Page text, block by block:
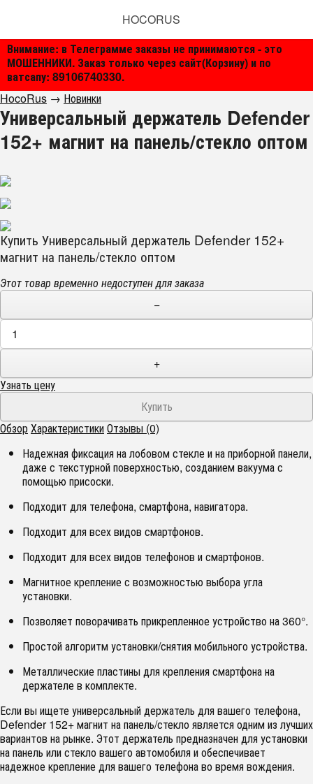
Внимание: в Телеграмме заказы не принимаются - это
МОШЕННИКИ. Заказ только через сайт(Корзину) и по
ватсапу: 89106740330.
HOCORUS
HocoRus → Новинки
Универсальный держатель Defender
152+ магнит на панель/стекло оптом
Купить Универсальный держатель Defender 152+
магнит на панель/стекло оптом
Этот товар временно недоступен для заказа
−
+
Узнать цену
ОбзорХарактеристикиОтзывы (0)
Надежная фиксация на лобовом стекле и на приборной панели,
даже с текстурной поверхностью, созданием вакуума с
помощью присоски.
Подходит для телефона, смартфона, навигатора.
Подходит для всех видов смартфонов.
Подходит для всех видов телефонов и смартфонов.
Магнитное крепление с возможностью выбора угла
установки.
Позволяет поворачивать прикрепленное устройство на 360°.
Простой алгоритм установки/снятия мобильного устройства.
Металлические пластины для крепления смартфона на
держателе в комплекте.
Если вы ищете универсальный держатель для вашего телефона,
Defender 152+ магнит на панель/стекло является одним из лучших
вариантов на рынке. Этот держатель предназначен для установки
на панель или стекло вашего автомобиля и обеспечивает
надежное крепление для вашего телефона во время вождения.